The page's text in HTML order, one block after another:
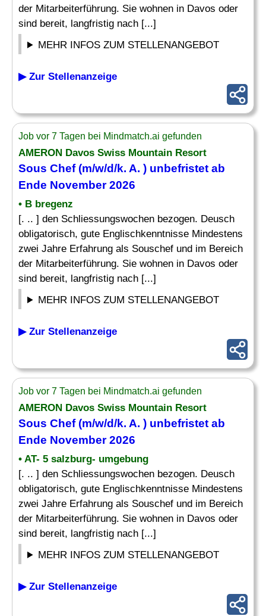
der Mitarbeiterführung. Sie wohnen in Davos oder
sind bereit, langfristig nach [...]
MEHR INFOS ZUM STELLENANGEBOT
▶ Zur Stellenanzeige
Job vor 7 Tagen bei Mindmatch.ai gefunden
AMERON Davos Swiss Mountain Resort
Sous Chef (m/w/d/k. A. ) unbefristet ab
Ende November 2026
• B bregenz
[. .. ] den Schliessungswochen bezogen. Deusch
obligatorisch, gute Englischkenntnisse Mindestens
zwei Jahre Erfahrung als Souschef und im Bereich
der Mitarbeiterführung. Sie wohnen in Davos oder
sind bereit, langfristig nach [...]
MEHR INFOS ZUM STELLENANGEBOT
▶ Zur Stellenanzeige
Job vor 7 Tagen bei Mindmatch.ai gefunden
AMERON Davos Swiss Mountain Resort
Sous Chef (m/w/d/k. A. ) unbefristet ab
Ende November 2026
• AT- 5 salzburg- umgebung
[. .. ] den Schliessungswochen bezogen. Deusch
obligatorisch, gute Englischkenntnisse Mindestens
zwei Jahre Erfahrung als Souschef und im Bereich
der Mitarbeiterführung. Sie wohnen in Davos oder
sind bereit, langfristig nach [...]
MEHR INFOS ZUM STELLENANGEBOT
▶ Zur Stellenanzeige